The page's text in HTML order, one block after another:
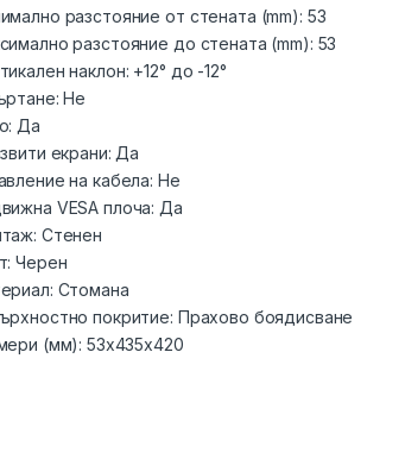
разстояние от стената (mm): 53
разстояние до стената (mm): 53
наклон: +12° до -12°
Не
Да
екрани: Да
на кабела: Не
VESA плоча: Да
Стенен
Черен
Стомана
покритие: Прахово боядисване
(мм): 53x435x420